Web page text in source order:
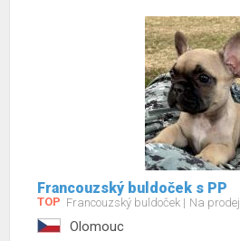
Francouzský buldoček s PP
TOP Francouzský buldoček Na prodej
Olomouc